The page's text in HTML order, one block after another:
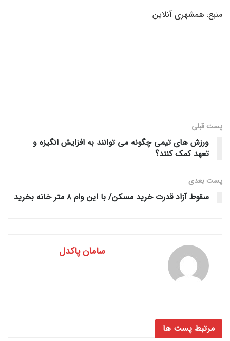
منبع: همشهری آنلاین
پست قبلی
ورزش های تیمی چگونه می توانند به افزایش انگیزه و
تعهد کمک کنند؟
پست‌ بعدی
سقوط آزاد قدرت خرید مسکن/ با این وام ۸ متر خانه بخرید
سامان پاکدل
مرتبط پست ها